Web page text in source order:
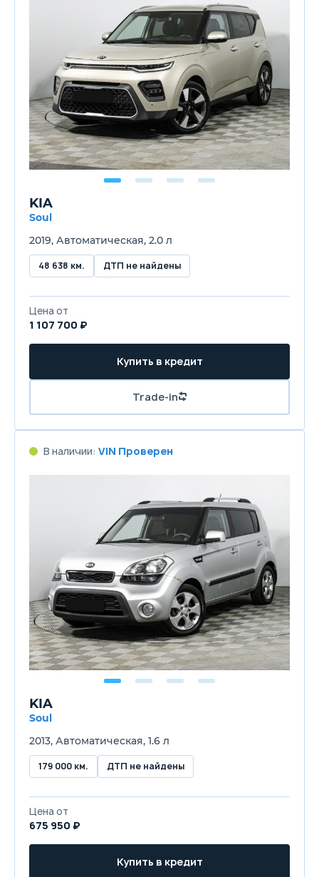
KIA
Soul
2019, Автоматическая, 2.0 л
48 638 км. ДТП не найдены
Цена от
1 107 700 ₽
Купить в кредит
Trade-in
В наличии: VIN Проверен
KIA
Soul
2013, Автоматическая, 1.6 л
179 000 км. ДТП не найдены
Цена от
675 950 ₽
Купить в кредит